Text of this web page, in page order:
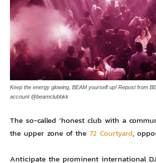
Keep the energy glowing, BEAM yourself up! Repost from
account @beamclubbkk
The so-called ‘honest club with a
the upper zone of the 72 Courtyard,
Anticipate the prominent international